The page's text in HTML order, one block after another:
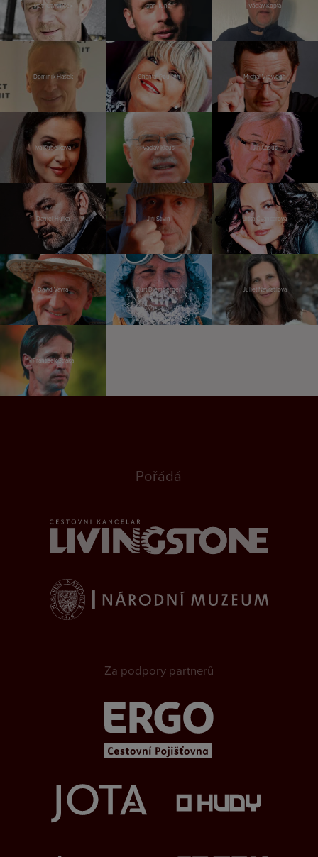
Petr Čtvrtníček Jan Tuna Václav Kopta
Dominik Hašek Chantal Poullain Michal Viewegh
Iva Kubelková Václav Klaus Jiří Lábus
Daniel Hůlka Jiří Stivín Jitka Čvančarová
David Vávra Kurt Diemberger Juliet Navrátilová
František Straka
Pořádá
Za podpory partnerů